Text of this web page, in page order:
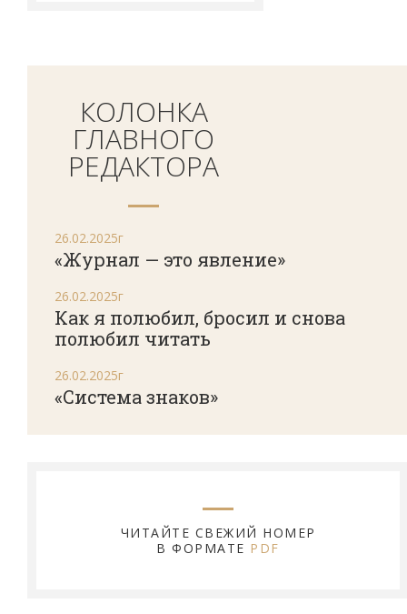
КОЛОНКА
ГЛАВНОГО
РЕДАКТОРА
26.02.2025г
«Журнал — это явление»
26.02.2025г
Как я полюбил, бросил и снова
полюбил читать
26.02.2025г
«Система знаков»
ЧИТАЙТЕ СВЕЖИЙ НОМЕР
В ФОРМАТЕ PDF